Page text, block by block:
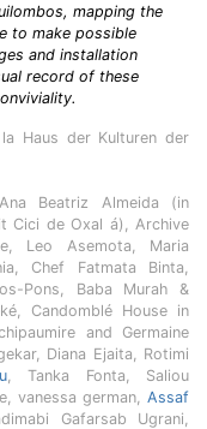
mapping the
to make possible
and installation
record of these
Haus der Kulturen der
Beatriz Almeida (in
Cici de Oxal á), Archive
Leo Asemota, Maria
Chef Fatmata Binta,
Pons, Baba Murah &
Candomblé House in
and Germaine
Diana Ejaita, Rotimi
, Tanka Fonta, Saliou
vanessa german, Assaf
Gafarsab Ugrani,